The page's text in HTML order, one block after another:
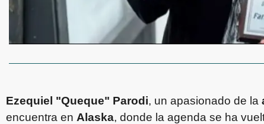
Ezequiel "Queque" Parodi, un apasionado de la
encuentra en Alaska, donde la agenda se ha